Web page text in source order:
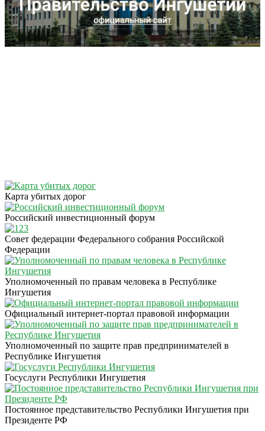
Карта убитых дорог
Российский инвестиционный форум
Совет федерации Федерального собрания Российской
Федерации
Уполномоченный по правам человека в Республике
Ингушетия
Официальный интернет-портал правовой информации
Уполномоченный по защите прав предпринимателей в
Республике Ингушетия
Госуслуги Республики Ингушетия
Постоянное представительство Республики Ингушетия при
Президенте РФ